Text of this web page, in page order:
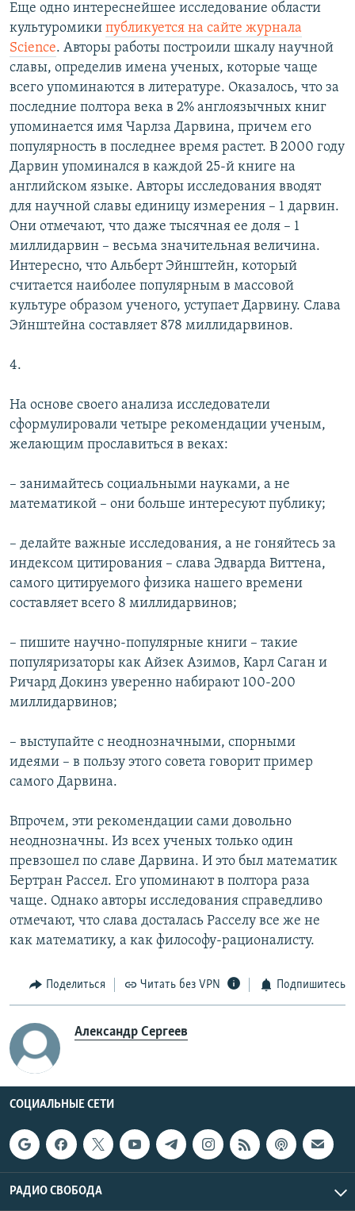
Еще одно интереснейшее исследование области
культуромики публикуется на сайте журнала
Science. Авторы работы построили шкалу научной
славы, определив имена ученых, которые чаще
всего упоминаются в литературе. Оказалось, что за
последние полтора века в 2% англоязычных книг
упоминается имя Чарлза Дарвина, причем его
популярность в последнее время растет. В 2000 году
Дарвин упоминался в каждой 25-й книге на
английском языке. Авторы исследования вводят
для научной славы единицу измерения – 1 дарвин.
Они отмечают, что даже тысячная ее доля – 1
миллидарвин – весьма значительная величина.
Интересно, что Альберт Эйнштейн, который
считается наиболее популярным в массовой
культуре образом ученого, уступает Дарвину. Слава
Эйнштейна составляет 878 миллидарвинов.
4.
На основе своего анализа исследователи
сформулировали четыре рекомендации ученым,
желающим прославиться в веках:
– занимайтесь социальными науками, а не
математикой – они больше интересуют публику;
– делайте важные исследования, а не гоняйтесь за
индексом цитирования – слава Эдварда Виттена,
самого цитируемого физика нашего времени
составляет всего 8 миллидарвинов;
– пишите научно-популярные книги – такие
популяризаторы как Айзек Азимов, Карл Саган и
Ричард Докинз уверенно набирают 100-200
миллидарвинов;
– выступайте с неоднозначными, спорными
идеями – в пользу этого совета говорит пример
самого Дарвина.
Впрочем, эти рекомендации сами довольно
неоднозначны. Из всех ученых только один
превзошел по славе Дарвина. И это был математик
Бертран Рассел. Его упоминают в полтора раза
чаще. Однако авторы исследования справедливо
отмечают, что слава досталась Расселу все же не
как математику, а как философу-рационалисту.
Поделиться Читать без VPN Подпишитесь
Александр Сергеев
СОЦИАЛЬНЫЕ СЕТИ
РАДИО СВОБОДА